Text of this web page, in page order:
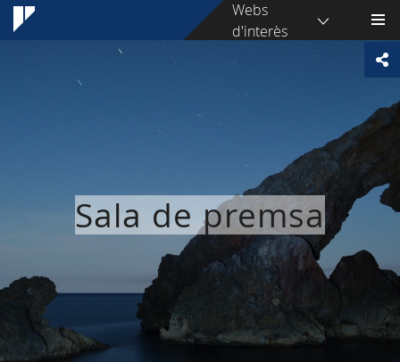
Webs
d'interès
Sala de premsa